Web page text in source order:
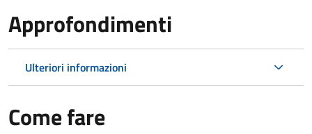
Approfondimenti
Ulteriori informazioni
Come fare